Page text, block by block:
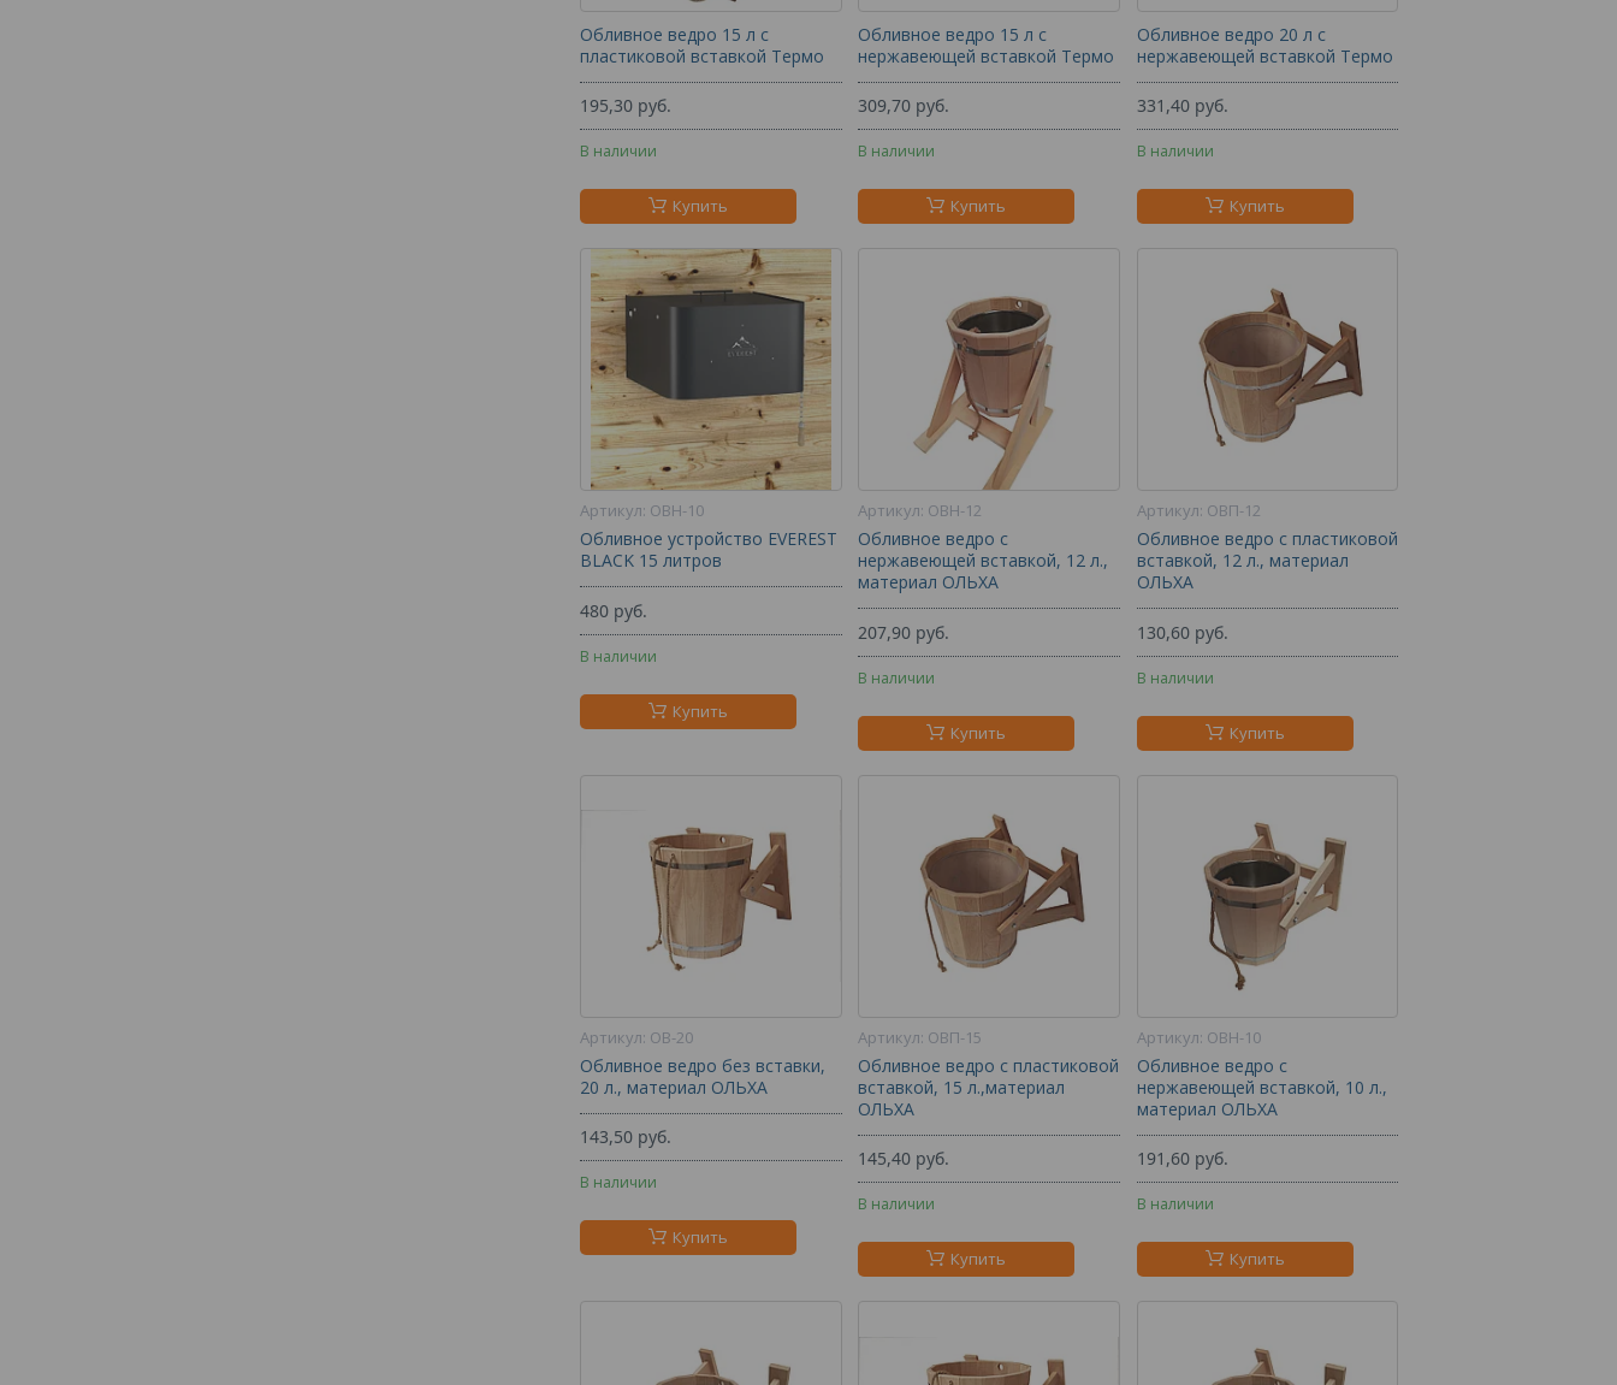
Обливное ведро 15 л с
пластиковой вставкой Термо
195,30 руб.
В наличии
Купить
Обливное ведро 15 л с
нержавеющей вставкой Термо
309,70 руб.
В наличии
Купить
Обливное ведро 20 л с
нержавеющей вставкой Термо
331,40 руб.
В наличии
Купить
ОВН-10
Обливное устройство EVEREST
BLACK 15 литров
480 руб.
В наличии
Купить
ОВН-12
Обливное ведро с
нержавеющей вставкой, 12 л.,
материал ОЛЬХА
207,90 руб.
В наличии
Купить
ОВП-12
Обливное ведро с пластиковой
вставкой, 12 л., материал
ОЛЬХА
130,60 руб.
В наличии
Купить
ОВ-20
Обливное ведро без вставки,
20 л., материал ОЛЬХА
143,50 руб.
В наличии
Купить
ОВП-15
Обливное ведро с пластиковой
вставкой, 15 л.,материал
ОЛЬХА
145,40 руб.
В наличии
Купить
ОВН-10
Обливное ведро с
нержавеющей вставкой, 10 л.,
материал ОЛЬХА
191,60 руб.
В наличии
Купить